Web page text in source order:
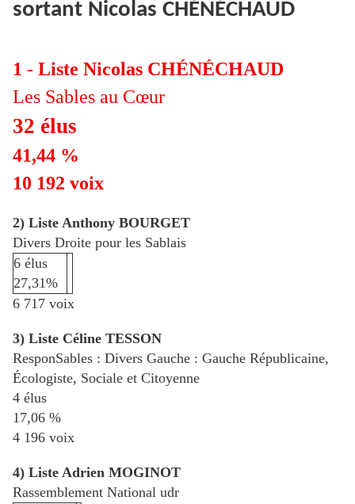
sortant Nicolas CHÉNÉCHAUD
1 - Liste Nicolas CHÉNÉCHAUD
Les Sables au Cœur
32 élus
41,44 %
10 192 voix
2) Liste Anthony BOURGET
Divers Droite pour les Sablais
6 élus
27,31%
6 717 voix
3) Liste Céline TESSON
ResponSables : Divers Gauche : Gauche Républicaine,
Écologiste, Sociale et Citoyenne
4 élus
17,06 %
4 196 voix
4) Liste Adrien MOGINOT
Rassemblement National udr